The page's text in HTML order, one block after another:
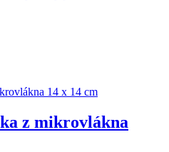
z mikrovlákna